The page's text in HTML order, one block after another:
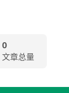
0
文章总量